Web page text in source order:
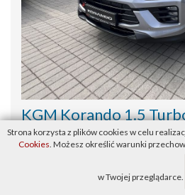
KGM Korando 1.5
Adventure +
Benzyna, skrzynia automat 6-bieg., kolor
AC/OC/NW/ASS na 1-szy
Strona korzysta z plików cookies w celu
Cookies. Możesz określić warunki
w Twojej przeglądarce.